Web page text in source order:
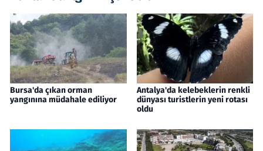
Bursa'da çıkan orman
yangınına müdahale ediliyor
Antalya'da kelebeklerin renkli
dünyası turistlerin yeni rotası
oldu